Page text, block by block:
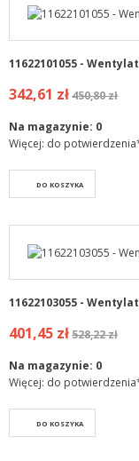
11622101055 -
342,61 zł450,80 zł
Na magazynie: 0
Więcej: do
DO KOSZYKA
11622103055 -
401,45 zł528,22 zł
Na magazynie: 0
Więcej: do
DO KOSZYKA